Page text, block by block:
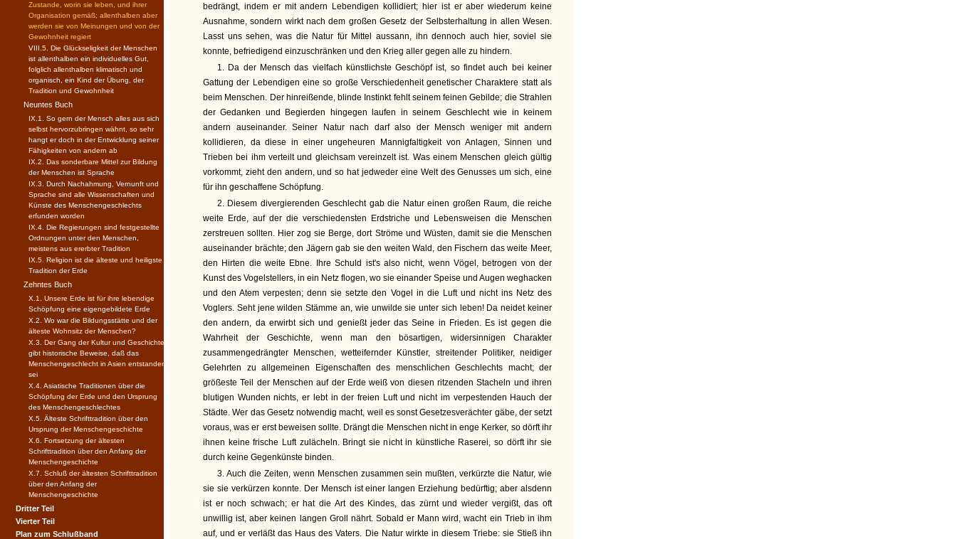
bedrängt, indem er mit andern Lebendigen kollidiert; hier ist er aber wiederum keine
Ausnahme, sondern wirkt nach dem großen Gesetz der Selbsterhaltung in allen Wesen.
Lasst uns sehen, was die Natur für Mittel aussann, ihn dennoch auch hier, soviel sie
konnte, befriedigend einzuschränken und den Krieg aller gegen alle zu hindern.
1. Da der Mensch das vielfach künstlichste Geschöpf ist, so findet auch bei keiner
Gattung der Lebendigen eine so große Verschiedenheit genetischer Charaktere statt als
beim Menschen. Der hinreißende, blinde Instinkt fehlt seinem feinen Gebilde; die Strahlen
der Gedanken und Begierden hingegen laufen in seinem Geschlecht wie in keinem
andern auseinander. Seiner Natur nach darf also der Mensch weniger mit andern
kollidieren, da diese in einer ungeheuren Mannigfaltigkeit von Anlagen, Sinnen und
Trieben bei ihm verteilt und gleichsam vereinzelt ist. Was einem Menschen gleich gültig
vorkommt, zieht den andern, und so hat jedweder eine Welt des Genusses um sich, eine
für ihn geschaffene Schöpfung.
2. Diesem divergierenden Geschlecht gab die Natur einen großen Raum, die reiche
weite Erde, auf der die verschiedensten Erdstriche und Lebensweisen die Menschen
zerstreuen sollten. Hier zog sie Berge, dort Ströme und Wüsten, damit sie die Menschen
auseinander brächte; den Jägern gab sie den weiten Wald, den Fischern das weite Meer,
den Hirten die weite Ebne. Ihre Schuld ist's also nicht, wenn Vögel, betrogen von der
Kunst des Vogelstellers, in ein Netz flogen, wo sie einander Speise und Augen weghacken
und den Atem verpesten; denn sie setzte den Vogel in die Luft und nicht ins Netz des
Voglers. Seht jene wilden Stämme an, wie unwilde sie unter sich leben! Da neidet keiner
den andern, da erwirbt sich und genießt jeder das Seine in Frieden. Es ist gegen die
Wahrheit der Geschichte, wenn man den bösartigen, widersinnigen Charakter
zusammengedrängter Menschen, wetteifernder Künstler, streitender Politiker, neidiger
Gelehrten zu allgemeinen Eigenschaften des menschlichen Geschlechts macht; der
größeste Teil der Menschen auf der Erde weiß von diesen ritzenden Stacheln und ihren
blutigen Wunden nichts, er lebt in der freien Luft und nicht im verpestenden Hauch der
Städte. Wer das Gesetz notwendig macht, weil es sonst Gesetzesverächter gäbe, der setzt
voraus, was er erst beweisen sollte. Drängt die Menschen nicht in enge Kerker, so dörft ihr
ihnen keine frische Luft zulächeln. Bringt sie nicht in künstliche Raserei, so dörft ihr sie
durch keine Gegenkünste binden.
3. Auch die Zeiten, wenn Menschen zusammen sein mußten, verkürzte die Natur, wie
sie sie verkürzen konnte. Der Mensch ist einer langen Erziehung bedürftig; aber alsdenn
ist er noch schwach; er hat die Art des Kindes, das zürnt und wieder vergißt, das oft
unwillig ist, aber keinen langen Groll nährt. Sobald er Mann wird, wacht ein Trieb in ihm
auf, und er verläßt das Haus des Vaters. Die Natur wirkte in diesem Triebe: sie Stieß ihn
Zustande, worin sie leben, und ihrer
Organisation gemäß; allenthalben aber
werden sie von Meinungen und von der
Gewohnheit regiert
VIII.5. Die Glückseligkeit der Menschen
ist allenthalben ein individuelles Gut,
folglich allenthalben klimatisch und
organisch, ein Kind der Übung, der
Tradition und Gewohnheit
Neuntes Buch
IX.1. So gern der Mensch alles aus sich
selbst hervorzubringen wähnt, so sehr
hangt er doch in der Entwicklung seiner
Fähigkeiten von andern ab
IX.2. Das sonderbare Mittel zur Bildung
der Menschen ist Sprache
IX.3. Durch Nachahmung, Vernunft und
Sprache sind alle Wissenschaften und
Künste des Menschengeschlechts
erfunden worden
IX.4. Die Regierungen sind festgestellte
Ordnungen unter den Menschen,
meistens aus ererbter Tradition
IX.5. Religion ist die älteste und heiligste
Tradition der Erde
Zehntes Buch
X.1. Unsere Erde ist für ihre lebendige
Schöpfung eine eigengebildete Erde
X.2. Wo war die Bildungsstätte und der
älteste Wohnsitz der Menschen?
X.3. Der Gang der Kultur und Geschichte
gibt historische Beweise, daß das
Menschengeschlecht in Asien entstanden
sei
X.4. Asiatische Traditionen über die
Schöpfung der Erde und den Ursprung
des Menschengeschlechtes
X.5. Älteste Schrifttradition über den
Ursprung der Menschengeschichte
X.6. Fortsetzung der ältesten
Schrifttradition über den Anfang der
Menschengeschichte
X.7. Schluß der ältesten Schrifttradition
über den Anfang der
Menschengeschichte
Dritter Teil
Vierter Teil
Plan zum Schlußband